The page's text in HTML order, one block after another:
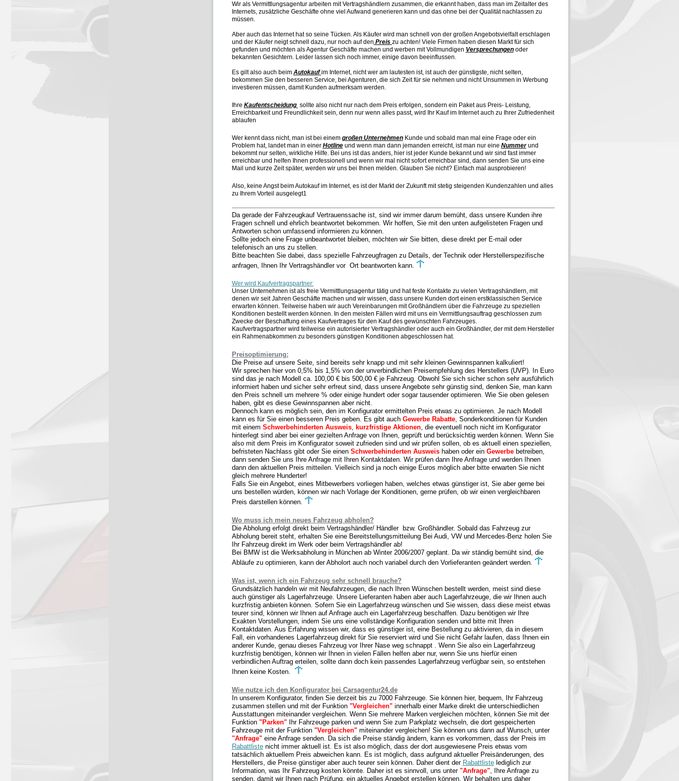
Wir als Vermittlungsagentur arbeiten mit Vertragshändlern zusammen, die erkannt haben, dass man im Zeitalter des
Internets, zusätzliche Geschäfte ohne viel Aufwand generieren kann und das ohne bei der Qualität nachlassen zu
müssen.
Aber auch das Internet hat so seine Tücken. Als Käufer wird man schnell von der großen Angebotsvielfalt erschlagen
und der Käufer neigt schnell dazu, nur noch auf den Preis zu achten! Viele Firmen haben diesen Markt für sich
gefunden und möchten als Agentur Geschäfte machen und werben mit Vollmundigen Versprechungenoder
bekannten Gesichtern. Leider lassen sich noch immer, einige davon beeinflussen.
Es gilt also auch beim Autokaufim Internet, nicht wer am lautesten ist, ist auch der günstigste, nicht selten,
bekommen Sie den besseren Service, bei Agenturen, die sich Zeit für sie nehmen und nicht Unsummen in Werbung
investieren müssen, damit Kunden aufmerksam werden.
Ihre Kaufentscheidung sollte also nicht nur nach dem Preis erfolgen, sondern ein Paket aus Preis- Leistung,
Erreichbarkeit und Freundlichkeit sein, denn nur wenn alles passt, wird Ihr Kauf im Internet auch zu Ihrer Zufriedenheit
ablaufen
Wer kennt dass nicht, man ist bei einem großen UnternehmenKunde und sobald man mal eine Frage oder ein
Problem hat, landet man in einer Hotlineund wenn man dann jemanden erreicht, ist man nur eine Nummerund
bekommt nur selten, wirkliche Hilfe. Bei uns ist das anders, hier ist jeder Kunde bekannt und wir sind fast immer
erreichbar und helfen Ihnen professionell und wenn wir mal nicht sofort erreichbar sind, dann senden Sie uns eine
Mail und kurze Zeit später, werden wir uns bei Ihnen melden. Glauben Sie nicht? Einfach mal ausprobieren!
Also, keine Angst beim Autokauf im Internet, es ist der Markt der Zukunft mit stetig steigenden Kundenzahlen und alles
zu Ihrem Vorteil ausgelegt1
Da gerade der Fahrzeugkauf Vertrauenssache ist, sind wir immer darum bemüht, dass unsere Kunden ihre
Fragen schnell und ehrlich beantwortet bekommen. Wir hoffen, Sie mit den unten aufgelisteten Fragen und
Antworten schon umfassend informieren zu können.
Sollte jedoch eine Frage unbeantwortet bleiben, möchten wir Sie bitten, diese direkt per E-mail oder
telefonisch an uns zu stellen.
Bitte beachten Sie dabei, dass spezielle Fahrzeugfragen zu Details, der Technik oder Herstellerspezifische
anfragen, Ihnen Ihr Vertragshändler vor Ort beantworten kann.
Wer wird Kaufvertragspartner:
Unser Unternehmen ist als freie Vermittlungsagentur tätig und hat feste Kontakte zu vielen Vertragshändlern, mit
denen wir seit Jahren Geschäfte machen und wir wissen, dass unsere Kunden dort einen erstklassischen Service
erwarten können. Teilweise haben wir auch Vereinbarungen mit Großhändlern über die Fahrzeuge zu speziellen
Konditionen bestellt werden können. In den meisten Fällen wird mit uns ein Vermittlungsauftrag geschlossen zum
Zwecke der Beschaffung eines Kaufvertrages für den Kauf des gewünschten Fahrzeuges.
Kaufvertragspartner wird teilweise ein autorisierter Vertragshändler oder auch ein Großhändler, der mit dem Hersteller
ein Rahmenabkommen zu besonders günstigen Konditionen abgeschlossen hat.
Preisoptimierung:
Die Preise auf unsere Seite, sind bereits sehr knapp und mit sehr kleinen Gewinnspannen kalkuliert!
Wir sprechen hier von 0,5% bis 1,5% von der unverbindlichen Preisempfehlung des Herstellers (UVP). In Euro
sind das je nach Modell ca. 100,00 € bis 500,00 € je Fahrzeug. Obwohl Sie sich sicher schon sehr ausführlich
informiert haben und sicher sehr erfreut sind, dass unsere Angebote sehr günstig sind, denken Sie, man kann
den Preis schnell um mehrere % oder einige hundert oder sogar tausender optimieren. Wie Sie oben gelesen
haben, gibt es diese Gewinnspannen aber nicht.
Dennoch kann es möglich sein, den im Konfigurator ermittelten Preis etwas zu optimieren. Je nach Modell
kann es für Sie einen besseren Preis geben. Es gibt auch Gewerbe Rabatte, Sonderkonditionen für Kunden
mit einem Schwerbehinderten Ausweis, kurzfristige Aktionen, die eventuell noch nicht im Konfigurator
hinterlegt sind aber bei einer gezielten Anfrage von Ihnen, geprüft und berücksichtig werden können. Wenn Sie
also mit dem Preis im Konfigurator soweit zufrieden sind und wir prüfen sollen, ob es aktuell einen speziellen,
befristeten Nachlass gibt oder Sie einen Schwerbehinderten Ausweishaben oder ein Gewerbebetreiben,
dann senden Sie uns Ihre Anfrage mit Ihren Kontaktdaten. Wir prüfen dann Ihre Anfrage und werden Ihnen
dann den aktuellen Preis mitteilen. Vielleich sind ja noch einige Euros möglich aber bitte erwarten Sie nicht
gleich mehrere Hunderter!
Falls Sie ein Angebot, eines Mitbewerbers vorliegen haben, welches etwas günstiger ist, Sie aber gerne bei
uns bestellen würden, können wir nach Vorlage der Konditionen, gerne prüfen, ob wir einen vergleichbaren
Preis darstellen können.
Wo muss ich mein neues Fahrzeug abholen?
Die Abholung erfolgt direkt beim Vertragshändler/ Händler bzw. Großhändler. Sobald das Fahrzeug zur
Abholung bereit steht, erhalten Sie eine Bereitstellungsmitteilung Bei Audi, VW und Mercedes-Benz holen Sie
Ihr Fahrzeug direkt im Werk oder beim Vertragshändler ab!
Bei BMW ist die Werksabholung in München ab Winter 2006/2007 geplant. Da wir ständig bemüht sind, die
Abläufe zu optimieren, kann der Abholort auch noch variabel durch den Vorlieferanten geändert werden.
Was ist, wenn ich ein Fahrzeug sehr schnell brauche?
Grundsätzlich handeln wir mit Neufahrzeugen, die nach Ihren Wünschen bestellt werden, meist sind diese
auch günstiger als Lagerfahrzeuge. Unsere Lieferanten haben aber auch Lagerfahrzeuge, die wir Ihnen auch
kurzfristig anbieten können. Sofern Sie ein Lagerfahrzeug wünschen und Sie wissen, dass diese meist etwas
teurer sind, können wir Ihnen auf Anfrage auch ein Lagerfahrzeug beschaffen. Dazu benötigen wir Ihre
Exakten Vorstellungen, indem Sie uns eine vollständige Konfiguration senden und bitte mit Ihren
Kontaktdaten. Aus Erfahrung wissen wir, dass es günstiger ist, eine Bestellung zu aktivieren, da in diesem
Fall, ein vorhandenes Lagerfahrzeug direkt für Sie reserviert wird und Sie nicht Gefahr laufen, dass Ihnen ein
anderer Kunde, genau dieses Fahrzeug vor Ihrer Nase weg schnappt . Wenn Sie also ein Lagerfahrzeug
kurzfristig benötigen, können wir Ihnen in vielen Fällen helfen aber nur, wenn Sie uns hierfür einen
verbindlichen Auftrag erteilen, sollte dann doch kein passendes Lagerfahrzeug verfügbar sein, so entstehen
Ihnen keine Kosten.
Wie nutze ich den Konfigurator bei Carsagentur24.de
In unserem Konfigurator, finden Sie derzeit bis zu 7000 Fahrzeuge. Sie können hier, bequem, Ihr Fahrzeug
zusammen stellen und mit der Funktion "Vergleichen"innerhalb einer Marke direkt die unterschiedlichen
Ausstattungen miteinander vergleichen. Wenn Sie mehrere Marken vergleichen möchten, können Sie mit der
Funktion "Parken"Ihr Fahrzeuge parken und wenn Sie zum Parkplatz wechseln, die dort gespeicherten
Fahrzeuge mit der Funktion "Vergleichen" miteinander vergleichen! Sie können uns dann auf Wunsch, unter
"Anfrage"eine Anfrage senden. Da sich die Preise ständig ändern, kann es vorkommen, dass der Preis im
Rabattliste nicht immer aktuell ist. Es ist also möglich, dass der dort ausgewiesene Preis etwas vom
tatsächlich aktuellem Preis abweichen kann. Es ist möglich, dass aufgrund aktueller Preisänderungen, des
Herstellers, die Preise günstiger aber auch teurer sein können. Daher dient der Rabattlistelediglich zur
Information, was Ihr Fahrzeug kosten könnte. Daher ist es sinnvoll, uns unter "Anfrage", Ihre Anfrage zu
senden, damit wir Ihnen nach Prüfung, ein aktuelles Angebot erstellen können. Wir behalten uns daher